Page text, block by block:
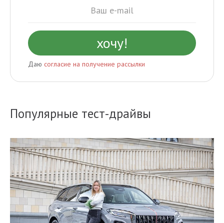
Даю согласие на получение рассылки
Популярные тест-драйвы